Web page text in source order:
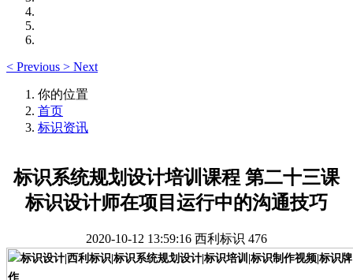
< Previous > Next
你的位置
首页
标识资讯
标识系统规划设计培训课程 第二十三课
标识设计师在项目运行中的沟通技巧
2020-10-12 13:59:16 西利标识 476